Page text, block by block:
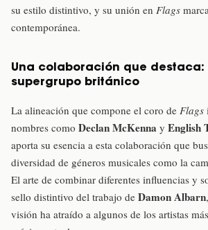
su estilo distintivo, y su unión en Flags
contemporánea.
Una colaboración que destaca:
supergrupo británico
La alineación que compone el coro de Flags
nombres como Declan McKenna y English
aporta su esencia a esta colaboración que
diversidad de géneros musicales como la
El arte de combinar diferentes influencias y
sello distintivo del trabajo de Damon Albarn
visión ha atraído a algunos de los artistas